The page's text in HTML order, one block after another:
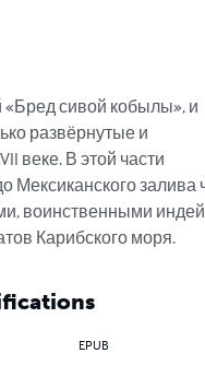
«Бред сивой кобылы», и
развёрнутые и
веке. В этой части
Мексиканского залива
воинственными
Карибского моря.
EPUB